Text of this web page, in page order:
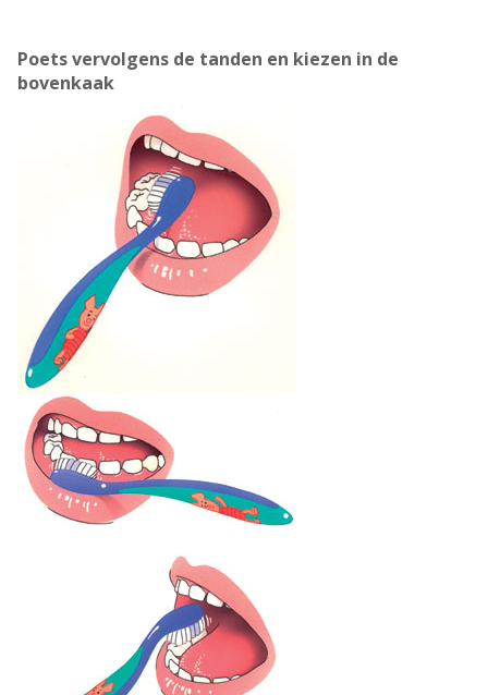
Poets vervolgens de tanden en kiezen in de
bovenkaak